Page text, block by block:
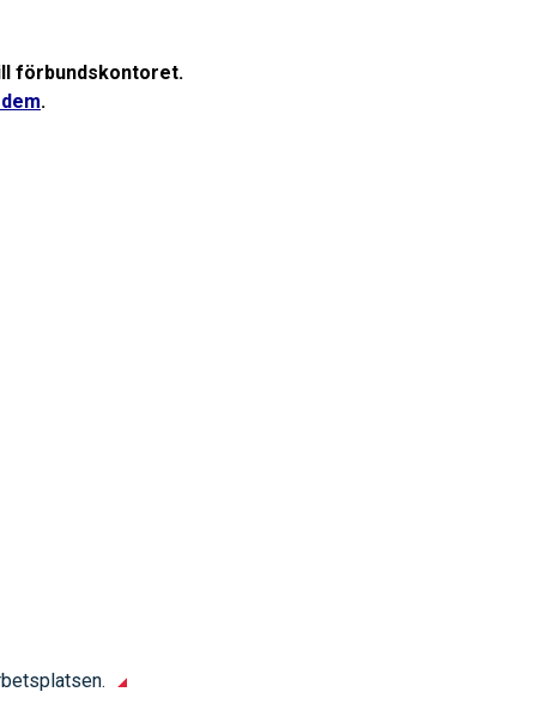
förbundskontoret.
.